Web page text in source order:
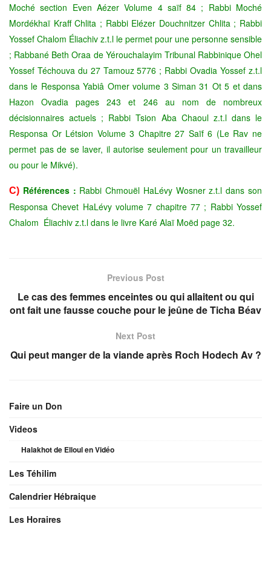
Moché section Even Aézer Volume 4 saïf 84 ; Rabbi Moché
Mordékhaï Kraff Chlita ; Rabbi Elézer Douchnitzer Chlita ; Rabbi
Yossef Chalom Éliachiv z.t.l le permet pour une personne sensible
; Rabbané Beth Oraa de Yérouchalayim Tribunal Rabbinique Ohel
Yossef Téchouva du 27 Tamouz 5776 ; Rabbi Ovadia Yossef z.t.l
dans le Responsa Yabiâ Omer volume 3 Siman 31 Ot 5 et dans
Hazon Ovadia pages 243 et 246 au nom de nombreux
décisionnaires actuels ; Rabbi Tsion Aba Chaoul z.t.l dans le
Responsa Or Létsion Volume 3 Chapitre 27 Saïf 6 (Le Rav ne
permet pas de se laver, il autorise seulement pour un travailleur
ou pour le Mikvé).
C) Références : Rabbi Chmouël HaLévy Wosner z.t.l dans son
Responsa Chevet HaLévy volume 7 chapitre 77 ; Rabbi Yossef
Chalom Éliachiv z.t.l dans le livre Karé Alaï Moëd page 32.
Previous Post
Le cas des femmes enceintes ou qui allaitent ou qui
ont fait une fausse couche pour le jeûne de Ticha Béav
Next Post
Qui peut manger de la viande après Roch Hodech Av ?
Faire un Don
Videos
Halakhot de Elloul en Vidéo
Les Téhilim
Calendrier Hébraique
Les Horaires